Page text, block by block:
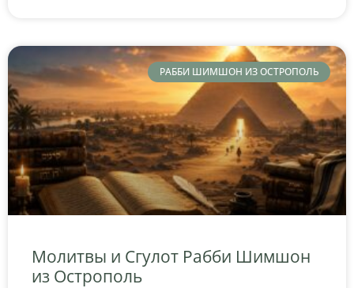
РАББИ ШИМШОН ИЗ ОСТРОПОЛЬ
Молитвы и Сгулот Рабби Шимшон
из Острополь